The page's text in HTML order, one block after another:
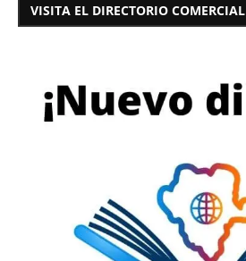
VISITA EL DIRECTORIO COMERCIAL